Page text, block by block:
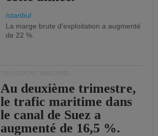
Istanbul
La marge brute d'exploitation a augmenté
de 22 %.
Au deuxième trimestre,
le trafic maritime dans
le canal de Suez a
augmenté de 16,5 %.